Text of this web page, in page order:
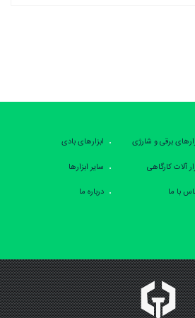
برقی و شارژی
ابزارهای بادی
آلات کارگاهی
سایر ابزارها
با ما
درباره ما